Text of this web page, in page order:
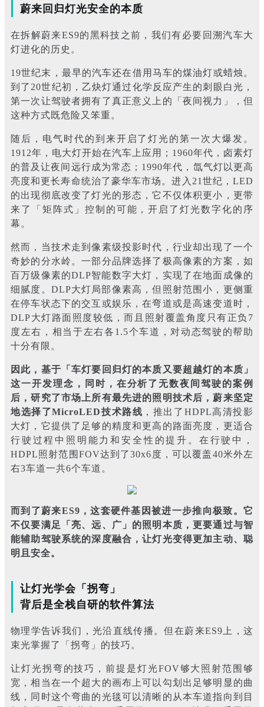
蔚来回归灯光安全的本质
在拆解蔚来ES9的黑科技之前，我们有必要回溯汽车大
灯进化的历史。
19世纪末，最早的汽车还在借用马车的煤油灯或蜡烛。
到了20世纪初，乙炔灯通过化学反应产生的刺眼白光，
第一次让驾驶者拥有了真正意义上的「夜间视力」，但
这种方式既危险又笨重。
随后，电气时代的到来开启了灯光的第一次大爆发。
1912年，电大灯开始在汽车上应用；1960年代，卤素灯
的普及让夜间远行成为常态；1990年代，氙气灯以更高
亮度和更长寿命统治了豪华车市场。进入21世纪，LED
的出现彻底改变了灯光的形态，它不仅体积更小，更带
来了「矩阵式」控制的可能，开启了灯光数字化的序
幕。
然而，当技术走到像素级投影时代，行业却出现了一个
奇妙的分水岭。一部分品牌选择了极高像素的方案，如
百万级像素的DLP智能数字大灯，实现了在地面成像的
细腻度。DLP大灯局部像素高，但照射范围小，更侧重
在停车状态下的交互或娱乐，在弯道或是高速变道时，
DLP大灯路面照度较低，而且照射覆盖角度只有正负7
度左右，相当于左右各1.5个车道，对动态驾驶的帮助
十分有限。
因此，基于「车灯要回归灯的本质又要超越灯的本质」
这一开发理念，同时，在分析了无数夜间驾驶的案例
后，研究了市场上所有最先进的照明技术后，蔚来坚定
地选择了MicroLED技术路线 ，推出了HDPL高清投影
大灯，它提供了足够的精度和更高的路面亮度，更适合
行驶过程中照明能力和安全性的提升。在行驶中，
HDPL照射范围FOV达到了30x6度，可以覆盖40米外左
右3车道一共6个车道。
而到了蔚来ES9，这套硬件基因被进一步推向极致。它
不仅要满足「亮、远、广」的照明本质，更要通过与智
能辅助驾驶系统的深度融合，让灯光变得更加主动、聪
明且安全。
让灯光学会「拐弯」
背后是全栈自研的软件算法
物理学告诉我们，光沿直线传播。但在蔚来ES9上，这
束光掌握了「拐弯」的技巧。
让灯光拐弯的技巧，前提是灯光FOV够大照射范围够
宽，相当在一个超大的画布上可以勾划出足够明显的曲
线，同时这个弯曲的光毯可以清晰的从本车道指向到目